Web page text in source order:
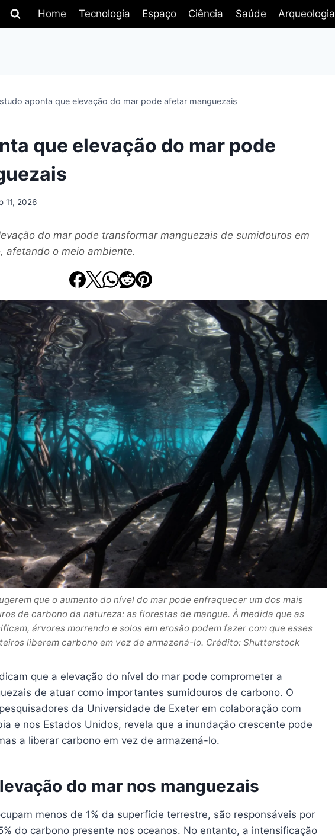
Home Tecnologia Espaço Ciência Saúde Arqueologia
aponta que elevação do mar pode afetar manguezais
que elevação do mar pode
11, 2026
do mar pode transformar manguezais de sumidouros em
afetando o meio ambiente.
que o aumento do nível do mar pode enfraquecer um dos mais
de carbono da natureza: as florestas de mangue. À medida que as
árvores morrendo e solos em erosão podem fazer com que esses
liberem carbono em vez de armazená-lo. Crédito: Shutterstock
que a elevação do nível do mar pode comprometer a
de atuar como importantes sumidouros de carbono. O
da Universidade de Exeter em colaboração com
e nos Estados Unidos, revela que a inundação crescente pode
a liberar carbono em vez de armazená-lo.
do mar nos manguezais
menos de 1% da superfície terrestre, são responsáveis por
do carbono presente nos oceanos. No entanto, a intensificação